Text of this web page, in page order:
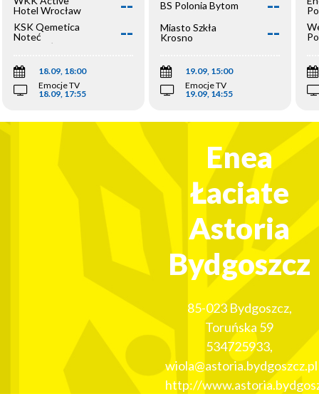
Hotel Wrocław
--
KSK Qemetica
Noteć
Inowrocław
--
18.09, 18:00
Emocje TV
18.09, 17:55
BS Polonia Bytom --
Miasto Szkła
Krosno
--
19.09, 15:00
Emocje TV
19.09, 14:55
Enea
Łaciate
Astoria
Bydgoszcz
85-023 Bydgoszcz,
Toruńska 59
534725933,
wiola@astoria.bydgoszcz.pl
http://